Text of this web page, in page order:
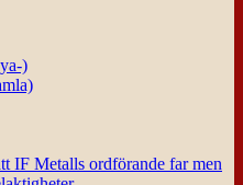
)
IF Metalls ordförande far men